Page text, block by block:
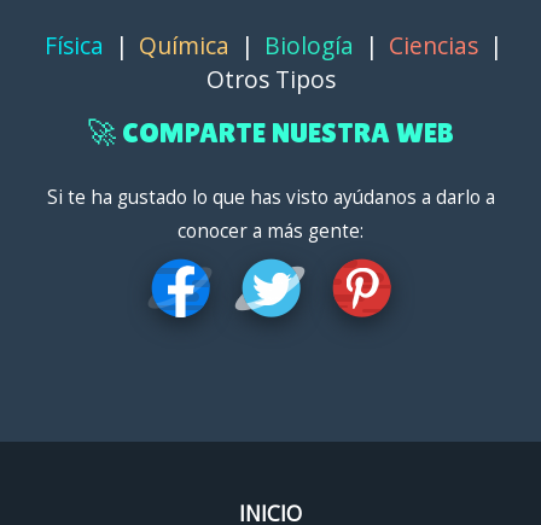
Física | Química | Biología | Ciencias |
Otros Tipos
🚀 COMPARTE NUESTRA WEB
Si te ha gustado lo que has visto ayúdanos a darlo a
conocer a más gente:
INICIO